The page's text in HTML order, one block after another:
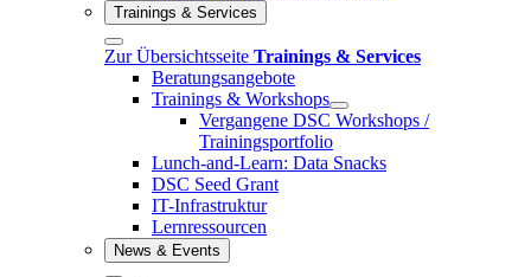
Trainings & Services
Zur Übersichtsseite Trainings & Services
Beratungsangebote
Trainings & Workshops
Vergangene DSC Workshops /
Trainingsportfolio
Lunch-and-Learn: Data Snacks
DSC Seed Grant
IT-Infrastruktur
Lernressourcen
News & Events